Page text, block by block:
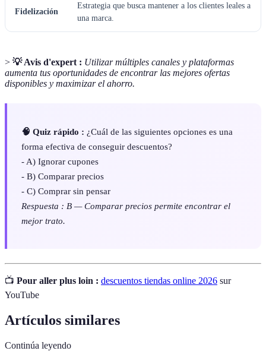
Fidelización
Estrategia que busca mantener a los clientes leales a
una marca.
> 💡 Avis d'expert : Utilizar múltiples canales y plataformas
aumenta tus oportunidades de encontrar las mejores ofertas
disponibles y maximizar el ahorro.
🧠 Quiz rápido : ¿Cuál de las siguientes opciones es una
forma efectiva de conseguir descuentos?
- A) Ignorar cupones
- B) Comparar precios
- C) Comprar sin pensar
Respuesta : B — Comparar precios permite encontrar el
mejor trato.
📺 Pour aller plus loin : descuentos tiendas online 2026 sur
YouTube
Artículos similares
Continúa leyendo